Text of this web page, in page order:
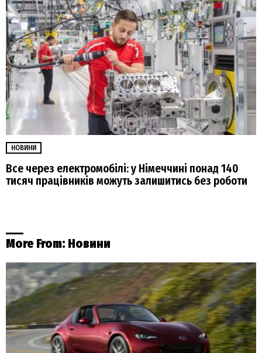
НОВИНИ
Все через електромобілі: у Німеччині понад 140
тисяч працівників можуть залишитись без роботи
More From: Новини